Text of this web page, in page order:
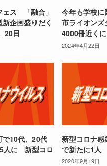
ェス 「融合」
企画盛りだく
20日
今年も学校に
市ライオン
4000冊近く
2024年4月22日
で10代、20代
人に 新型コロ
新型コロナ
で新たに1人
2020年9月19日